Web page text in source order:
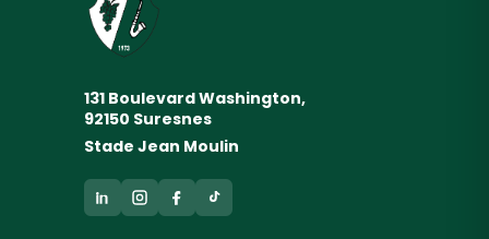
131 Boulevard Washington,
92150 Suresnes
Stade Jean Moulin